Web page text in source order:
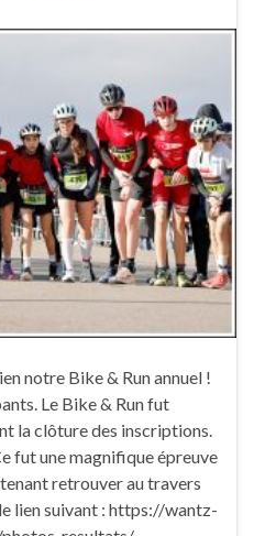
notre Bike & Run annuel !
Le Bike & Run fut
la clôture des inscriptions.
fut une magnifique épreuve
retrouver au travers
lien suivant : https://wantz-